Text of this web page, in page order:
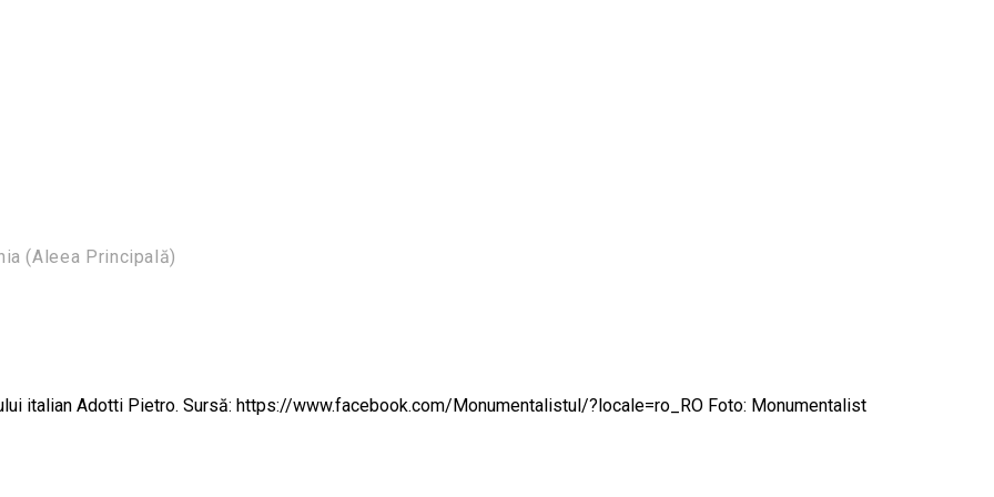
(Aleea Principală)
italian Adotti Pietro. Sursă: https://www.facebook.com/Monumentalistul/?locale=ro_RO Foto: Monumentalist